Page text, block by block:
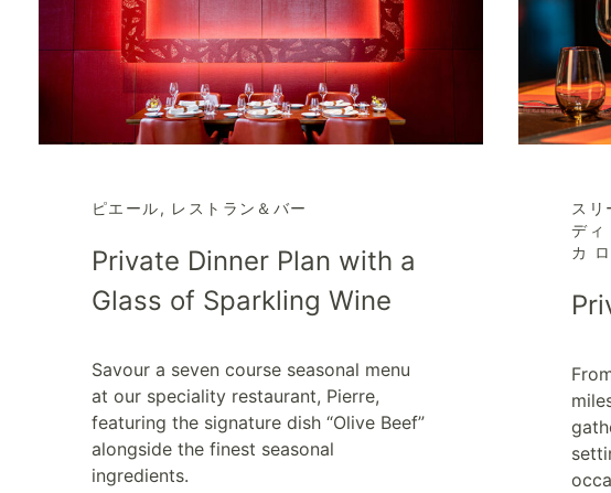
ピエール, レストラン＆バー
Private Dinner Plan with a
Glass of Sparkling Wine
Savour a seven course seasonal menu
at our speciality restaurant, Pierre,
featuring the signature dish “Olive Beef”
alongside the finest seasonal
ingredients.
スリ
ディ
カ